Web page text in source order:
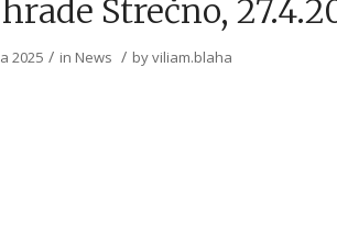
Strečno,
2025 / in News / byviliam.blaha